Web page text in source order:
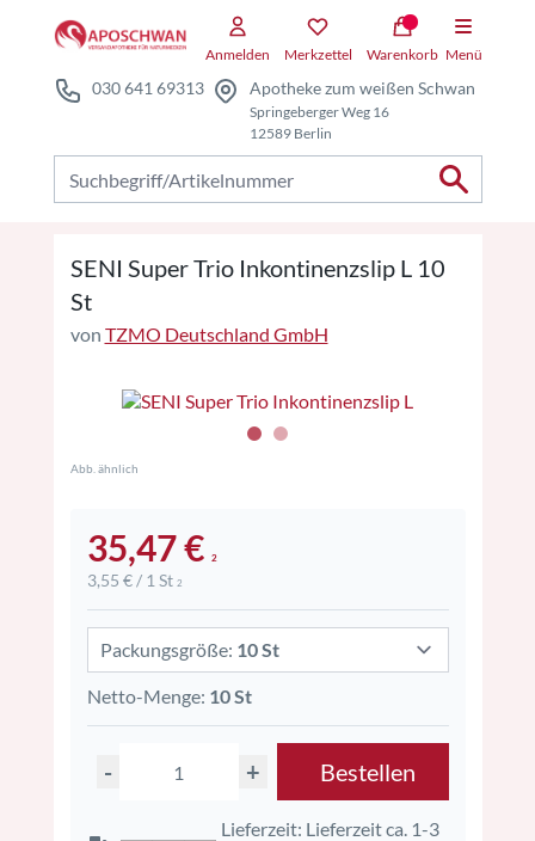
Anmelden Merkzettel Warenkorb Menü
030 641 69313 Apotheke zum weißen Schwan
Springeberger Weg 16
12589 Berlin
SENI Super Trio Inkontinenzslip L 10
St
von TZMO Deutschland GmbH
Abb. ähnlich
35,47 € 2
3,55 € / 1 St 2
Packungsgröße: 10 St
Netto-Menge: 10 St
- + Bestellen
Lieferzeit: Lieferzeit ca. 1-3